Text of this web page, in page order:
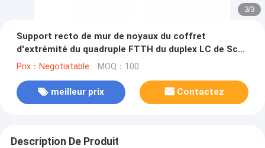
3/3
Support recto de mur de noyaux du coffret
d'extrémité du quadruple FTTH du duplex LC de Sc
1-4
Prix：Negotiatable MOQ：100
meilleur prix Contactez
Description De Produit